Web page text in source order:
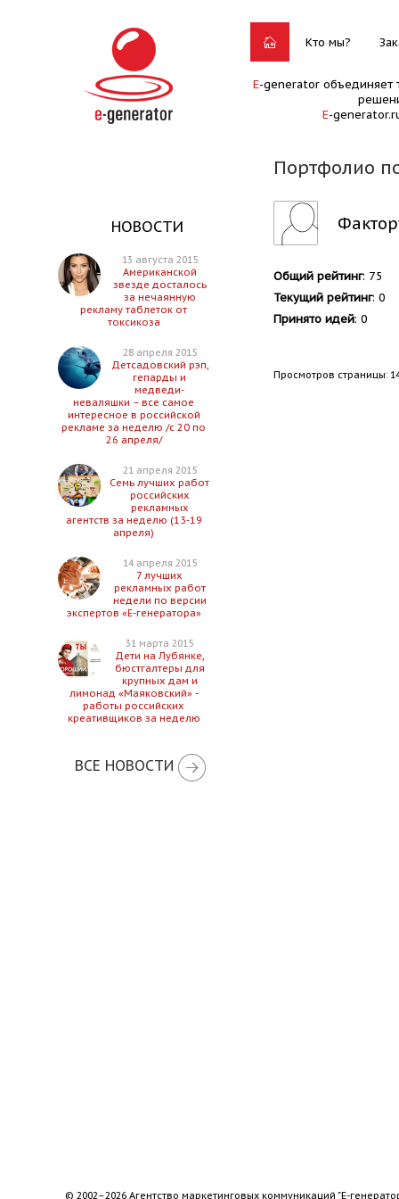
Кто мы?
E-generator объединяет
E-
Портфолио
НОВОСТИ
13 августа 2015
Американской
звезде досталось
за нечаянную
рекламу таблеток от
токсикоза
28 апреля 2015
Детсадовский рэп,
гепарды и
медведи-
неваляшки – все самое
интересное в российской
рекламе за неделю /с 20 по
26 апреля/
21 апреля 2015
Семь лучших работ
российских
рекламных
агентств за неделю (13-19
апреля)
14 апреля 2015
7 лучших
рекламных работ
недели по версии
экспертов «Е-генератора»
31 марта 2015
Дети на Лубянке,
бюстгалтеры для
крупных дам и
лимонад «Маяковский» -
работы российских
креативщиков за неделю
ВСЕ НОВОСТИ
Общий рейтинг: 75
Текущий рейтинг: 0
Принято идей: 0
Просмотров страницы:
© 2002–2026 Агентство маркетинговых коммуникаций "Е-